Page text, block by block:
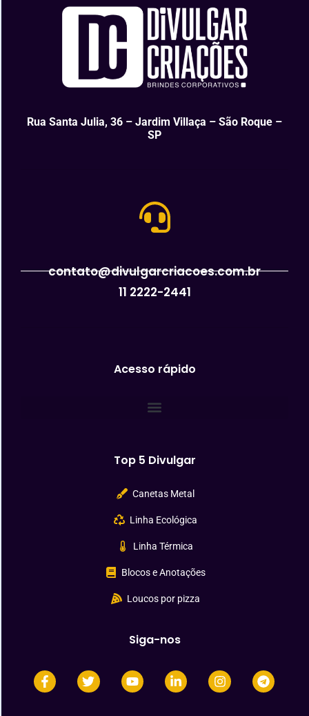
Rua Santa Julia, 36 – Jardim Villaça – São Roque –
SP
contato@divulgarcriacoes.com.br
11 2222-2441
Acesso rápido
Top 5 Divulgar
Canetas Metal
Linha Ecológica
Linha Térmica
Blocos e Anotações
Loucos por pizza
Siga-nos